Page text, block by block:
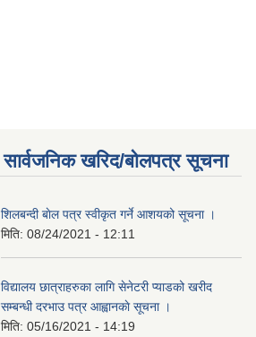
सार्वजनिक खरिद/बोलपत्र सूचना
शिलबन्दी बाेल पत्र स्वीकृत गर्ने आशयको सूचना ।
मिति: 08/24/2021 - 12:11
विद्यालय छात्राहरुका लागि सेनेटरी प्याडको खरीद
सम्बन्धी दरभाउ पत्र आह्वानकाे सूचना ।
मिति: 05/16/2021 - 14:19